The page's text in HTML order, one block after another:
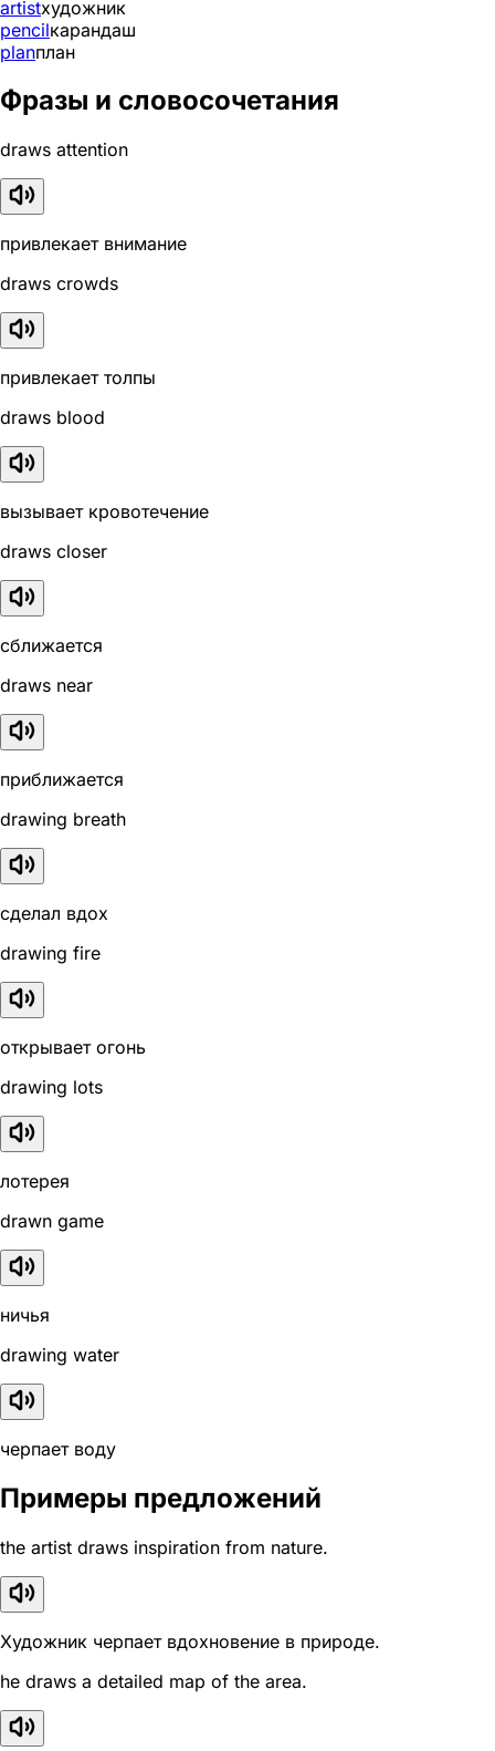
artistхудожник
pencilкарандаш
planплан
Фразы и словосочетания
draws attention
привлекает внимание
draws crowds
привлекает толпы
draws blood
вызывает кровотечение
draws closer
сближается
draws near
приближается
drawing breath
сделал вдох
drawing fire
открывает огонь
drawing lots
лотерея
drawn game
ничья
drawing water
черпает воду
Примеры предложений
the artist draws inspiration from nature.
Художник черпает вдохновение в природе.
he draws a detailed map of the area.